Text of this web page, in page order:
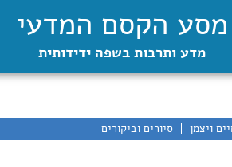
מסע הקסם המדעי
מדע ותרבות בשפה ידידותית
ויצמן סיורים וביקורים